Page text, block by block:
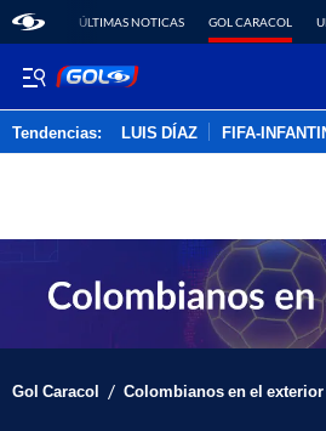
ÚLTIMAS NOTICAS GOL CARACOL
Tendencias: LUIS DÍAZ FIFA-
Gol Caracol / Colombianos en el exterior